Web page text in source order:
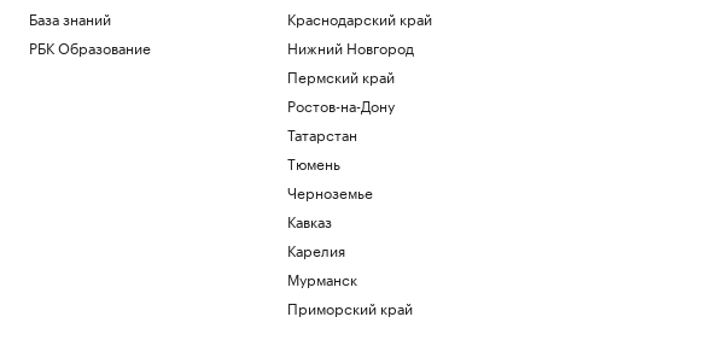
База знаний
РБК Образование
Краснодарский край
Нижний Новгород
Пермский край
Ростов-на-Дону
Татарстан
Тюмень
Черноземье
Кавказ
Карелия
Мурманск
Приморский край